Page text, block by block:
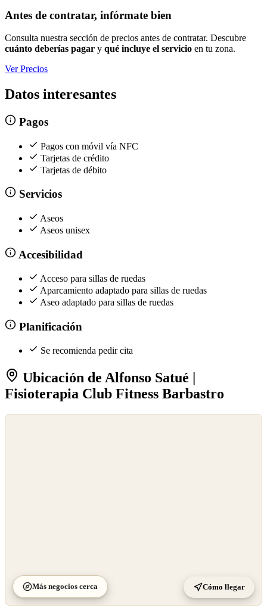
Antes de contratar, infórmate bien
Consulta nuestra sección de precios antes de contratar. Descubre
cuánto deberías pagar y qué incluye el servicio en tu zona.
Ver Precios
Datos interesantes
Pagos
Pagos con móvil vía NFC
Tarjetas de crédito
Tarjetas de débito
Servicios
Aseos
Aseos unisex
Accesibilidad
Acceso para sillas de ruedas
Aparcamiento adaptado para sillas de ruedas
Aseo adaptado para sillas de ruedas
Planificación
Se recomienda pedir cita
Ubicación de Alfonso Satué |
Fisioterapia Club Fitness Barbastro
Más negocios cerca Cómo llegar